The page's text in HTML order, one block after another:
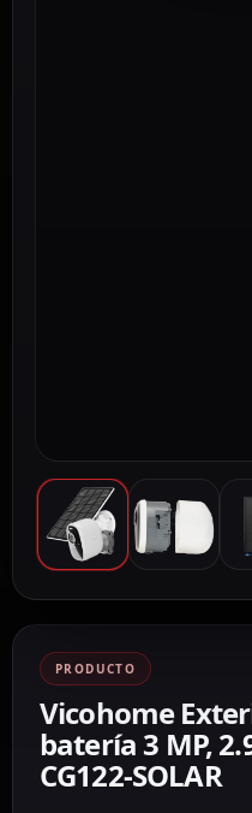
PRODUCTO
Vicohome
batería 3 MP,
CG122-SOLAR